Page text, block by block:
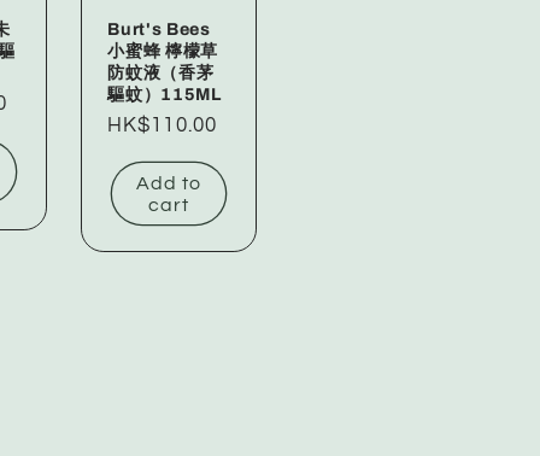
Burt's Bees
小蜜蜂 檸檬草
防蚊液（香茅
驅蚊）115ML
Regular
HK$110.00
Add to
cart